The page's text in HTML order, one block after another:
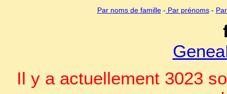
Par noms de famille- Par prénoms-
Il y a actuellement 3023